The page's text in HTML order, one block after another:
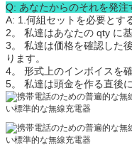
Q: あなたからのそれを発注
A: 1.何組セットを必要とす
2。 私達はあなたの qty に
3。 私達は価格を確認した
ります。
4。 形式上のインボイスを
5。 私達は頭金を作る直後